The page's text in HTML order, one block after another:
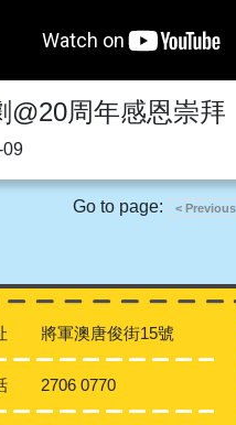
@20周年感恩崇拜
09
Go to page: < Previous
將軍澳唐俊街15號
2706 0770